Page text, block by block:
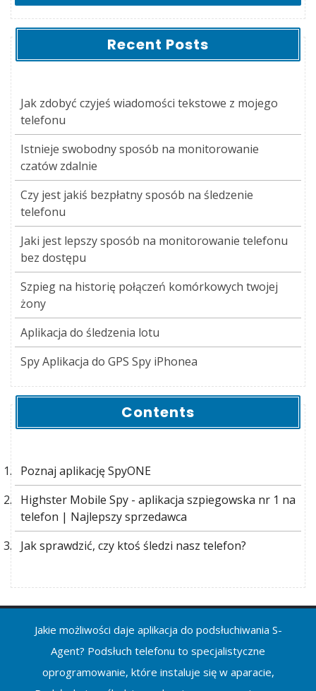
Recent Posts
Jak zdobyć czyjeś wiadomości tekstowe z mojego
telefonu
Istnieje swobodny sposób na monitorowanie
czatów zdalnie
Czy jest jakiś bezpłatny sposób na śledzenie
telefonu
Jaki jest lepszy sposób na monitorowanie telefonu
bez dostępu
Szpieg na historię połączeń komórkowych twojej
żony
Aplikacja do śledzenia lotu
Spy Aplikacja do GPS Spy iPhonea
Contents
Poznaj aplikację SpyONE
Highster Mobile Spy - aplikacja szpiegowska nr 1 na
telefon | Najlepszy sprzedawca
Jak sprawdzić, czy ktoś śledzi nasz telefon?
Jakie możliwości daje aplikacja do podsłuchiwania S-
Agent? Podsłuch telefonu to specjalistyczne
oprogramowanie, które instaluje się w aparacie,